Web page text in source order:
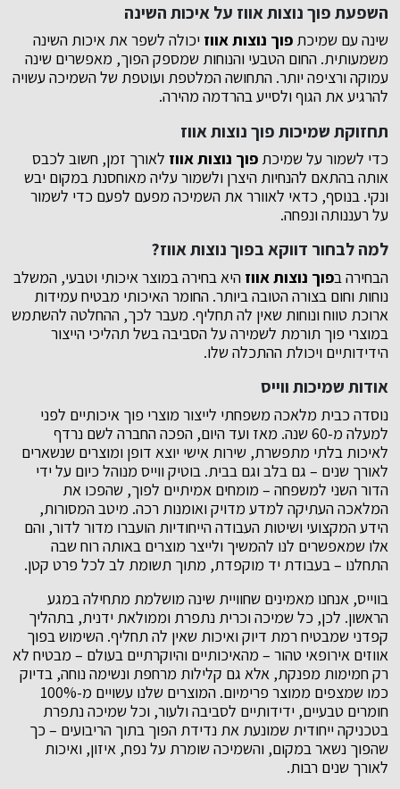
השפעת פוך נוצות אווז על איכות השינה
שינה עם שמיכת פוך נוצות אווז יכולה לשפר את איכות השינה
משמעותית. החום הטבעי והנוחות שמספק הפוך, מאפשרים שינה
עמוקה ורציפה יותר. התחושה המלטפת ועוטפת של השמיכה עשויה
להרגיע את הגוף ולסייע בהרדמה מהירה.
תחזוקת שמיכות פוך נוצות אווז
כדי לשמור על שמיכת פוך נוצות אווז לאורך זמן, חשוב לכבס
אותה בהתאם להנחיות היצרן ולשמור עליה מאוחסנת במקום יבש
ונקי. בנוסף, כדאי לאוורר את השמיכה מפעם לפעם כדי לשמור
על רעננותה ונפחה.
למה לבחור דווקא בפוך נוצות אווז?
הבחירה בפוך נוצות אווז היא בחירה במוצר איכותי וטבעי, המשלב
נוחות וחום בצורה הטובה ביותר. החומר האיכותי מבטיח עמידות
ארוכת טווח ונוחות שאין לה תחליף. מעבר לכך, ההחלטה להשתמש
במוצרי פוך תורמת לשמירה על הסביבה בשל תהליכי הייצור
הידידותיים ויכולת ההתכלה שלו.
אודות שמיכות ווייס
נוסדה כבית מלאכה משפחתי לייצור מוצרי פוך איכותיים לפני
למעלה מ-60 שנה. מאז ועד היום, הפכה החברה לשם נרדף
לאיכות בלתי מתפשרת, שירות אישי יוצא דופן ומוצרים שנשארים
לאורך שנים – גם בלב וגם בבית. בוטיק ווייס מנוהל כיום על ידי
הדור השני למשפחה – מומחים אמיתיים לפוך, שהפכו את
המלאכה העתיקה למדע מדויק ואומנות רכה. מיטב המסורות,
הידע המקצועי ושיטות העבודה הייחודיות הועברו מדור לדור, והם
אלו שמאפשרים לנו להמשיך ולייצר מוצרים באותה רוח שבה
התחלנו – בעבודת יד מוקפדת, מתוך תשומת לב לכל פרט קטן.
בווייס, אנחנו מאמינים שחוויית שינה מושלמת מתחילה במגע
הראשון. לכן, כל שמיכה וכרית נתפרת וממולאת ידנית, בתהליך
קפדני שמבטיח רמת דיוק ואיכות שאין לה תחליף. השימוש בפוך
אווזים אירופאי טהור – מהאיכותיים והיוקרתיים בעולם – מבטיח לא
רק חמימות מפנקת, אלא גם קלילות מרחפת ונשימה נוחה, בדיוק
כמו שמצפים ממוצר פרימיום. המוצרים שלנו עשויים מ-100%
חומרים טבעיים, ידידותיים לסביבה ולעור, וכל שמיכה נתפרת
בטכניקה ייחודית שמונעת את נדידת הפוך בתוך הריבועים – כך
שהפוך נשאר במקום, והשמיכה שומרת על נפח, איזון, ואיכות
לאורך שנים רבות.